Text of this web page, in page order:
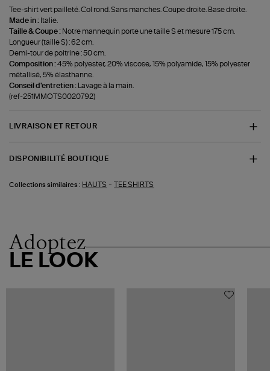
Tee-shirt vert pailleté. Col rond. Sans manches. Coupe droite. Base droite.
Made in : Italie.
Taille & Coupe : Notre mannequin porte une taille S et mesure 175 cm.
Longueur (taille S) : 62 cm.
Demi-tour de poitrine : 50 cm.
Composition :45% polyester, 20% viscose, 15% polyamide, 15% polyester
métallisé, 5% élasthanne.
Conseil d'entretien :
Lavage à la main.
(ref-251MMOTS0020792)
LIVRAISON ET RETOUR
DISPONIBILITÉ BOUTIQUE
Collections similaires : HAUTS - TEE SHIRTS
Adoptez
LE LOOK